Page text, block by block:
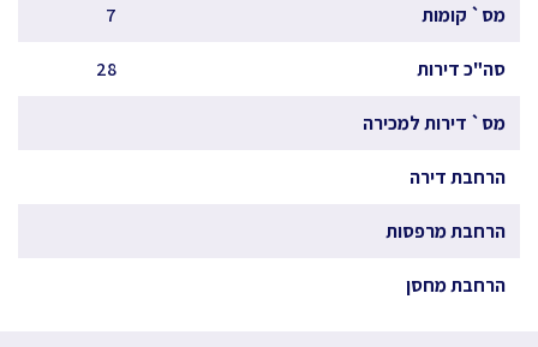
מס` קומות 7
סה"כ דירות 28
מס` דירות למכירה
הרחבת דירה
הרחבת מרפסות
הרחבת מחסן